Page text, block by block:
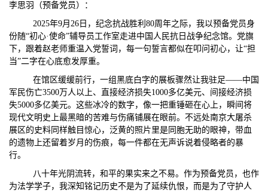
李思羽（预备党员）：
2025年9月26日，纪念抗战胜利80周年之际，我以预备党员身
份随“初心·使命”辅导员工作室走进中国人民抗日战争纪念馆。党旗
下，跟着赵老师重温入党誓词，每一句誓言都似在叩问初心，让“担
当”二字在心底愈发厚重。
在馆区缓缓前行，一组黑底白字的展板骤然让我驻足——中国
军民伤亡3500万人以上、直接经济损失1000多亿美元、间接经济损
失5000多亿美元。这些冰冷的数字，像一把重锤砸在心上，瞬间将
现代文明史上最黑暗的苦难与伤痛铺展在眼前。不远处南京大屠杀
展区的史料同样触目惊心，泛黄的照片里是同胞无助的眼神，带血
的遗物上还留着岁月的伤痕，每一件都在无声诉说着侵略者的暴
行。
八十年光阴流转，和平的果实来之不易。作为预备党员，也作
为法学学子，我深知铭记历史不是为了延续仇恨，而是为了守护人